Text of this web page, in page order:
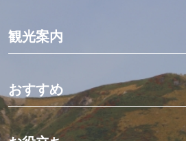
観光案内
モデルコース
観光・体験
宿泊予約
おすすめ
イワナ料理を食べ比べ